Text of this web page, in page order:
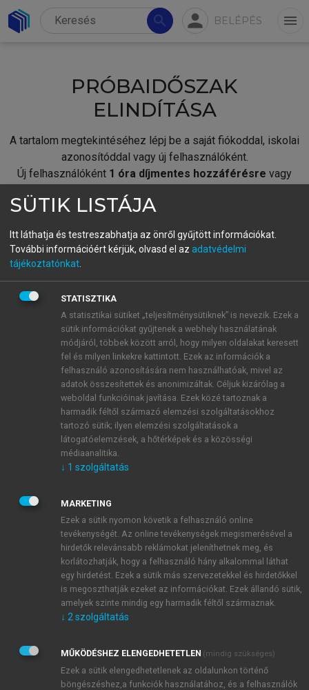
search person BELÉPÉS menu
PRÓBAIDŐSZAK
ELINDÍTÁSA
A tartalom megtekintéséhez lépj be a saját fiókoddal, iskolai
azonosítóddal vagy új felhasználóként.
Új felhasználóként 1 óra díjmentes hozzáférésre vagy
fiókoddal,vagy hozz létre új fiókot.
A regisztráció után apróbaidőszakautomatikusan
BELÉPÉS SAJÁT FIÓKKAL
ÚJ FIÓK LÉTREHOZÁSA
1 óra díjmentes hozzáférés
E-MAIL-CÍM
JELSZÓ
JELSZÓ ÚJRA
Kérek értesítést a MeRSZ újdonságairól, akcióiról.
Kérek értesítést az Akadémiai Kiadó Zrt. újdonságairól,
Adatkezelési tájékoztatóbanfoglaltakat tudomásul
veszem és elfogadom.
Általános vásárlási feltételeket, valamint a szotar.netés a
SÜTIK LISTÁJA
Itt láthatja és testreszabhatja az önről gyűjtött információkat.
További információért kérjük, olvasd el az adatvédelmi
tájékoztatónkat
STATISZTIKA
A statisztikai sütiket „teljesítménysütiknek” is nevezik. Ezek a
sütik információkat gyűjtenek a webhely használatának
módjáról, többek között arról, hogy milyen oldalakat keresett
fel és milyen linkekre kattintott. Ezek az információk a
felhasználó azonosítására nem használhatóak, mivel az
adatok összesítettek és anonimizáltak. Céljuk kizárólag a
weboldal funkcióinak javítása. Ezek közé tartoznak a
harmadik féltől származó elemzési szolgáltatásokhoz
tartozó sütik; ilyen elemzési szolgáltatások a
látogatóelemzések, a hőtérképek és a közösségi
médiaanalitika.
↓ 1 szolgáltatás
MARKETING
Ezek a sütik nyomon követik a felhasználó online
tevékenységét. Az online tevékenységek megismerésével a
hirdetők relevánsabb reklámokat jeleníthetnek meg, és
korlátozhatják, hogy a felhasználó hány alkalommal láthat
egy hirdetést. Ezek a sütik más szervezetekkel és hirdetőkkel
is megoszthatják ezeket az információkat. Ezek állandó sütik,
amelyek szinte mindig egy harmadik féltől származnak.
↓ 2 szolgáltatás
MŰKÖDÉSHEZ ELENGEDHETETLEN (mindig szükséges)
Ezek a sütik elengedhetetlenek az oldalunkon történő
böngészéshez,a funkciók használatához, és a felhasználók